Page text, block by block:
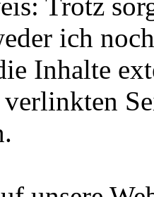
ich
Inhalte